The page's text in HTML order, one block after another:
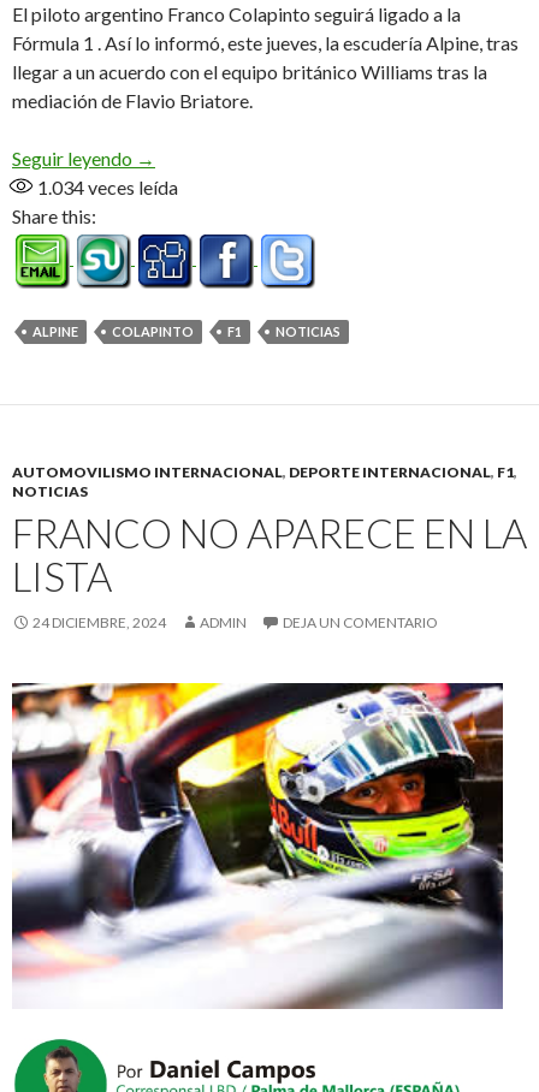
El piloto argentino Franco Colapinto seguirá ligado a la
Fórmula 1 . Así lo informó, este jueves, la escudería Alpine, tras
llegar a un acuerdo con el equipo británico Williams tras la
mediación de Flavio Briatore.
Seguir leyendo Poné los fideos, estamos todos!
→
1.034veces leída
Share this:
ALPINE COLAPINTO F1 NOTICIAS
AUTOMOVILISMO INTERNACIONAL, DEPORTE INTERNACIONAL, F1,
NOTICIAS
FRANCO NO APARECE EN LA
LISTA
24 DICIEMBRE, 2024 ADMIN DEJA UN COMENTARIO